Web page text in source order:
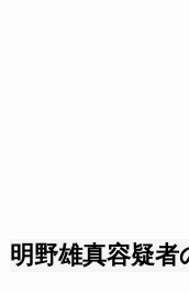
明野雄真容疑